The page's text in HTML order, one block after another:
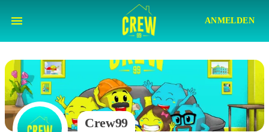
ANMELDEN
Crew99